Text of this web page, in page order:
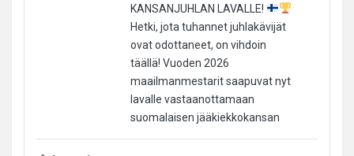
KANSANJUHLAN LAVALLE!
Hetki, jota tuhannet juhlakävijät
ovat odottaneet, on vihdoin
täällä! Vuoden 2026
maailmanmestarit saapuvat nyt
lavalle vastaanottamaan
suomalaisen jääkiekkokansan